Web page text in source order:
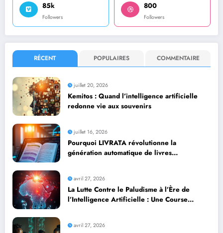
85k
Followers
800
Followers
RÉCENT POPULAIRES COMMENTAIRE
juillet 20, 2026
Kemitos : Quand l’intelligence artificielle
redonne vie aux souvenirs
juillet 16, 2026
Pourquoi LIVRATA révolutionne la
génération automatique de livres
avril 27, 2026
La Lutte Contre le Paludisme à l’Ère de
l’Intelligence Artificielle : Une Course
avril 27, 2026